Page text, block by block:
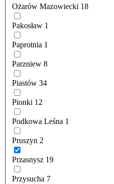
Ożarów Mazowiecki 18
Pakosław 1
Paprotnia 1
Parzniew 8
Piastów 34
Pionki 12
Podkowa Leśna 1
Pruszyn 2
Przasnysz 19
Przysucha 7